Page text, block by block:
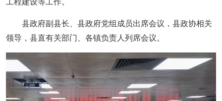
工程建设等工作。
县政府副县长、县政府党组成员出席会议，县政协相关
领导，县直有关部门、各镇负责人列席会议。